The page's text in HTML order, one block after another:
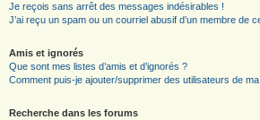
Je reçois sans arrêt des messages indésirables !
J’ai reçu un spam ou un courriel abusif d’un membre de
Amis et ignorés
Que sont mes listes d’amis et d’ignorés ?
Comment puis-je ajouter/supprimer des utilisateurs de ma
Recherche dans les forums